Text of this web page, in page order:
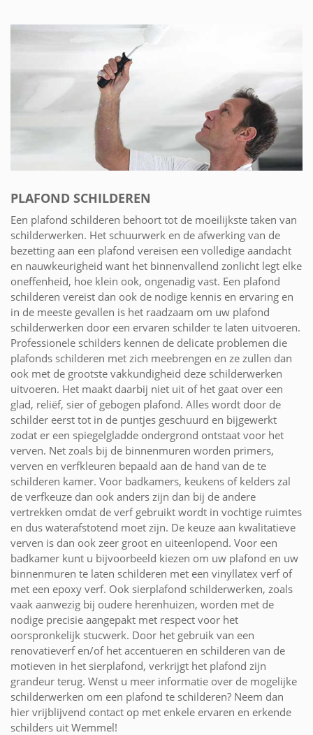
PLAFOND SCHILDEREN
Een plafond schilderen behoort tot de moeilijkste taken van
schilderwerken. Het schuurwerk en de afwerking van de
bezetting aan een plafond vereisen een volledige aandacht
en nauwkeurigheid want het binnenvallend zonlicht legt elke
oneffenheid, hoe klein ook, ongenadig vast. Een plafond
schilderen vereist dan ook de nodige kennis en ervaring en
in de meeste gevallen is het raadzaam om uw plafond
schilderwerken door een ervaren schilder te laten uitvoeren.
Professionele schilders kennen de delicate problemen die
plafonds schilderen met zich meebrengen en ze zullen dan
ook met de grootste vakkundigheid deze schilderwerken
uitvoeren. Het maakt daarbij niet uit of het gaat over een
glad, reliëf, sier of gebogen plafond. Alles wordt door de
schilder eerst tot in de puntjes geschuurd en bijgewerkt
zodat er een spiegelgladde ondergrond ontstaat voor het
verven. Net zoals bij de binnenmuren worden primers,
verven en verfkleuren bepaald aan de hand van de te
schilderen kamer. Voor badkamers, keukens of kelders zal
de verfkeuze dan ook anders zijn dan bij de andere
vertrekken omdat de verf gebruikt wordt in vochtige ruimtes
en dus waterafstotend moet zijn. De keuze aan kwalitatieve
verven is dan ook zeer groot en uiteenlopend. Voor een
badkamer kunt u bijvoorbeeld kiezen om uw plafond en uw
binnenmuren te laten schilderen met een vinyllatex verf of
met een epoxy verf. Ook sierplafond schilderwerken, zoals
vaak aanwezig bij oudere herenhuizen, worden met de
nodige precisie aangepakt met respect voor het
oorspronkelijk stucwerk. Door het gebruik van een
renovatieverf en/of het accentueren en schilderen van de
motieven in het sierplafond, verkrijgt het plafond zijn
grandeur terug. Wenst u meer informatie over de mogelijke
schilderwerken om een plafond te schilderen? Neem dan
hier vrijblijvend contact op met enkele ervaren en erkende
schilders uit Wemmel!